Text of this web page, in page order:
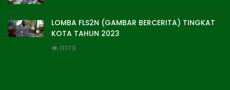
LOMBA FLS2N (GAMBAR BERCERITA) TINGKAT
KOTA TAHUN 2023
11173